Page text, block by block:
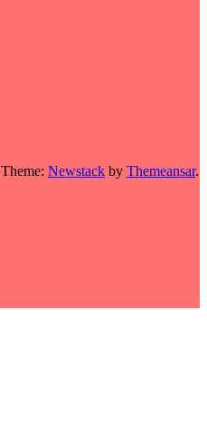
Theme: Newstack by Themeansar.